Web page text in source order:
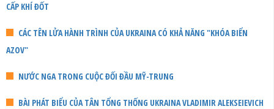
CẤP KHÍ ĐỐT
CÁC TÊN LỬA HÀNH TRÌNH CỦA UKRAINA CÓ KHẢ NĂNG "KHÓA BIỂN
AZOV"
NƯỚC NGA TRONG CUỘC ĐỐI ĐẦU MỸ-TRUNG
BÀI PHÁT BIỂU CỦA TÂN TỔNG THỐNG UKRAINA VLADIMIR ALEKSEIEVICH